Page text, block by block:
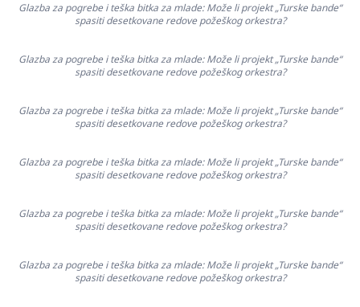
Glazba za pogrebe i teška bitka za mlade: Može li projekt „Turske bande“
spasiti desetkovane redove požeškog orkestra?
Glazba za pogrebe i teška bitka za mlade: Može li projekt „Turske bande“
spasiti desetkovane redove požeškog orkestra?
Glazba za pogrebe i teška bitka za mlade: Može li projekt „Turske bande“
spasiti desetkovane redove požeškog orkestra?
Glazba za pogrebe i teška bitka za mlade: Može li projekt „Turske bande“
spasiti desetkovane redove požeškog orkestra?
Glazba za pogrebe i teška bitka za mlade: Može li projekt „Turske bande“
spasiti desetkovane redove požeškog orkestra?
Glazba za pogrebe i teška bitka za mlade: Može li projekt „Turske bande“
spasiti desetkovane redove požeškog orkestra?